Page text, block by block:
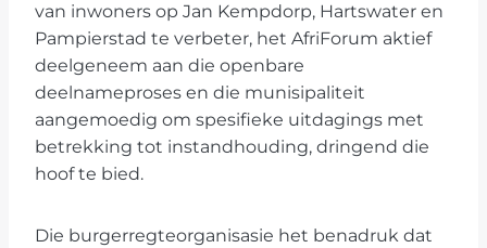
van inwoners op Jan Kempdorp, Hartswater en
Pampierstad te verbeter, het AfriForum aktief
deelgeneem aan die openbare
deelnameproses en die munisipaliteit
aangemoedig om spesifieke uitdagings met
betrekking tot instandhouding, dringend die
hoof te bied.
Die burgerregteorganisasie het benadruk dat